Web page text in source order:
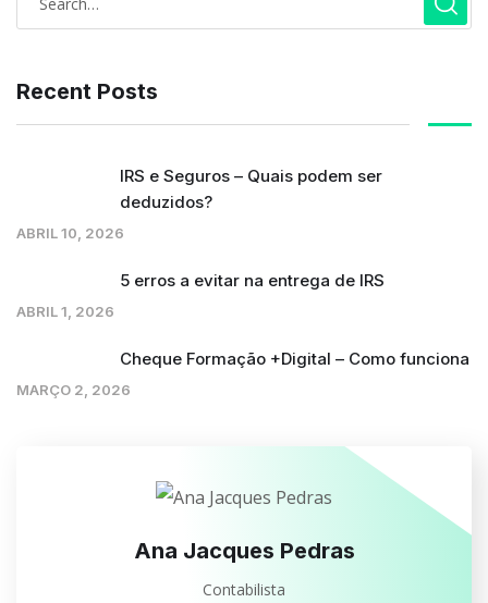
Recent Posts
IRS e Seguros – Quais podem ser
deduzidos?
ABRIL 10, 2026
5 erros a evitar na entrega de IRS
ABRIL 1, 2026
Cheque Formação +Digital – Como funciona
MARÇO 2, 2026
Ana Jacques Pedras
Contabilista